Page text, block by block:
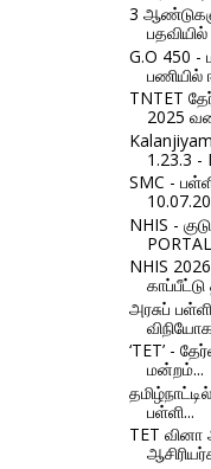
3
G.O 450
பணியில்
TNTET
2025
1.23.3 -
SMC -
NHIS -
NHIS
காப்பீட்டு
அரசுப்
‘TET’ -
மன்​றம்...
பள்ளி...
TET வினா